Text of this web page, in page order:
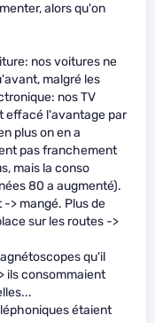
alors qu'on
nos voitures ne
malgré les
nos TV
effacé l'avantage par
plus on en a
pas franchement
mais la conso
80 a augmenté).
-> mangé. Plus de
sur les routes ->
qu'il
ils consommaient
étaient